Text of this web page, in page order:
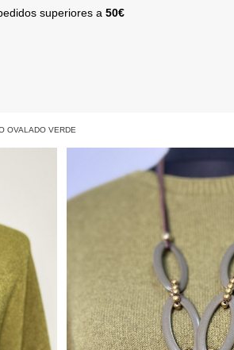
superiores a 50€
OVALADO VERDE